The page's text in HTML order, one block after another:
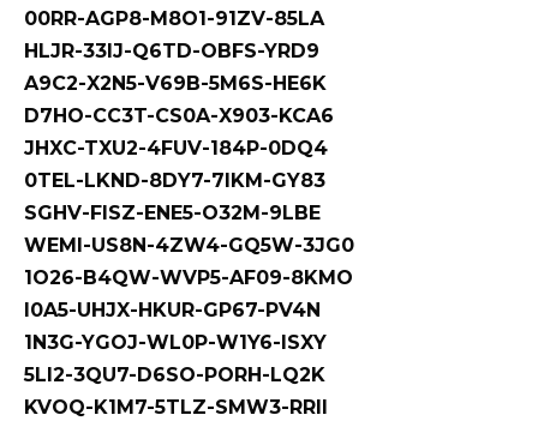
00RR-AGP8-M8O1-91ZV-85LA
HLJR-33IJ-Q6TD-OBFS-YRD9
A9C2-X2N5-V69B-5M6S-HE6K
D7HO-CC3T-CS0A-X903-KCA6
JHXC-TXU2-4FUV-184P-0DQ4
0TEL-LKND-8DY7-7IKM-GY83
SGHV-FISZ-ENE5-O32M-9LBE
WEMI-US8N-4ZW4-GQ5W-3JG0
1O26-B4QW-WVP5-AF09-8KMO
I0A5-UHJX-HKUR-GP67-PV4N
1N3G-YGOJ-WL0P-W1Y6-ISXY
5LI2-3QU7-D6SO-PORH-LQ2K
KVOQ-K1M7-5TLZ-SMW3-RRII